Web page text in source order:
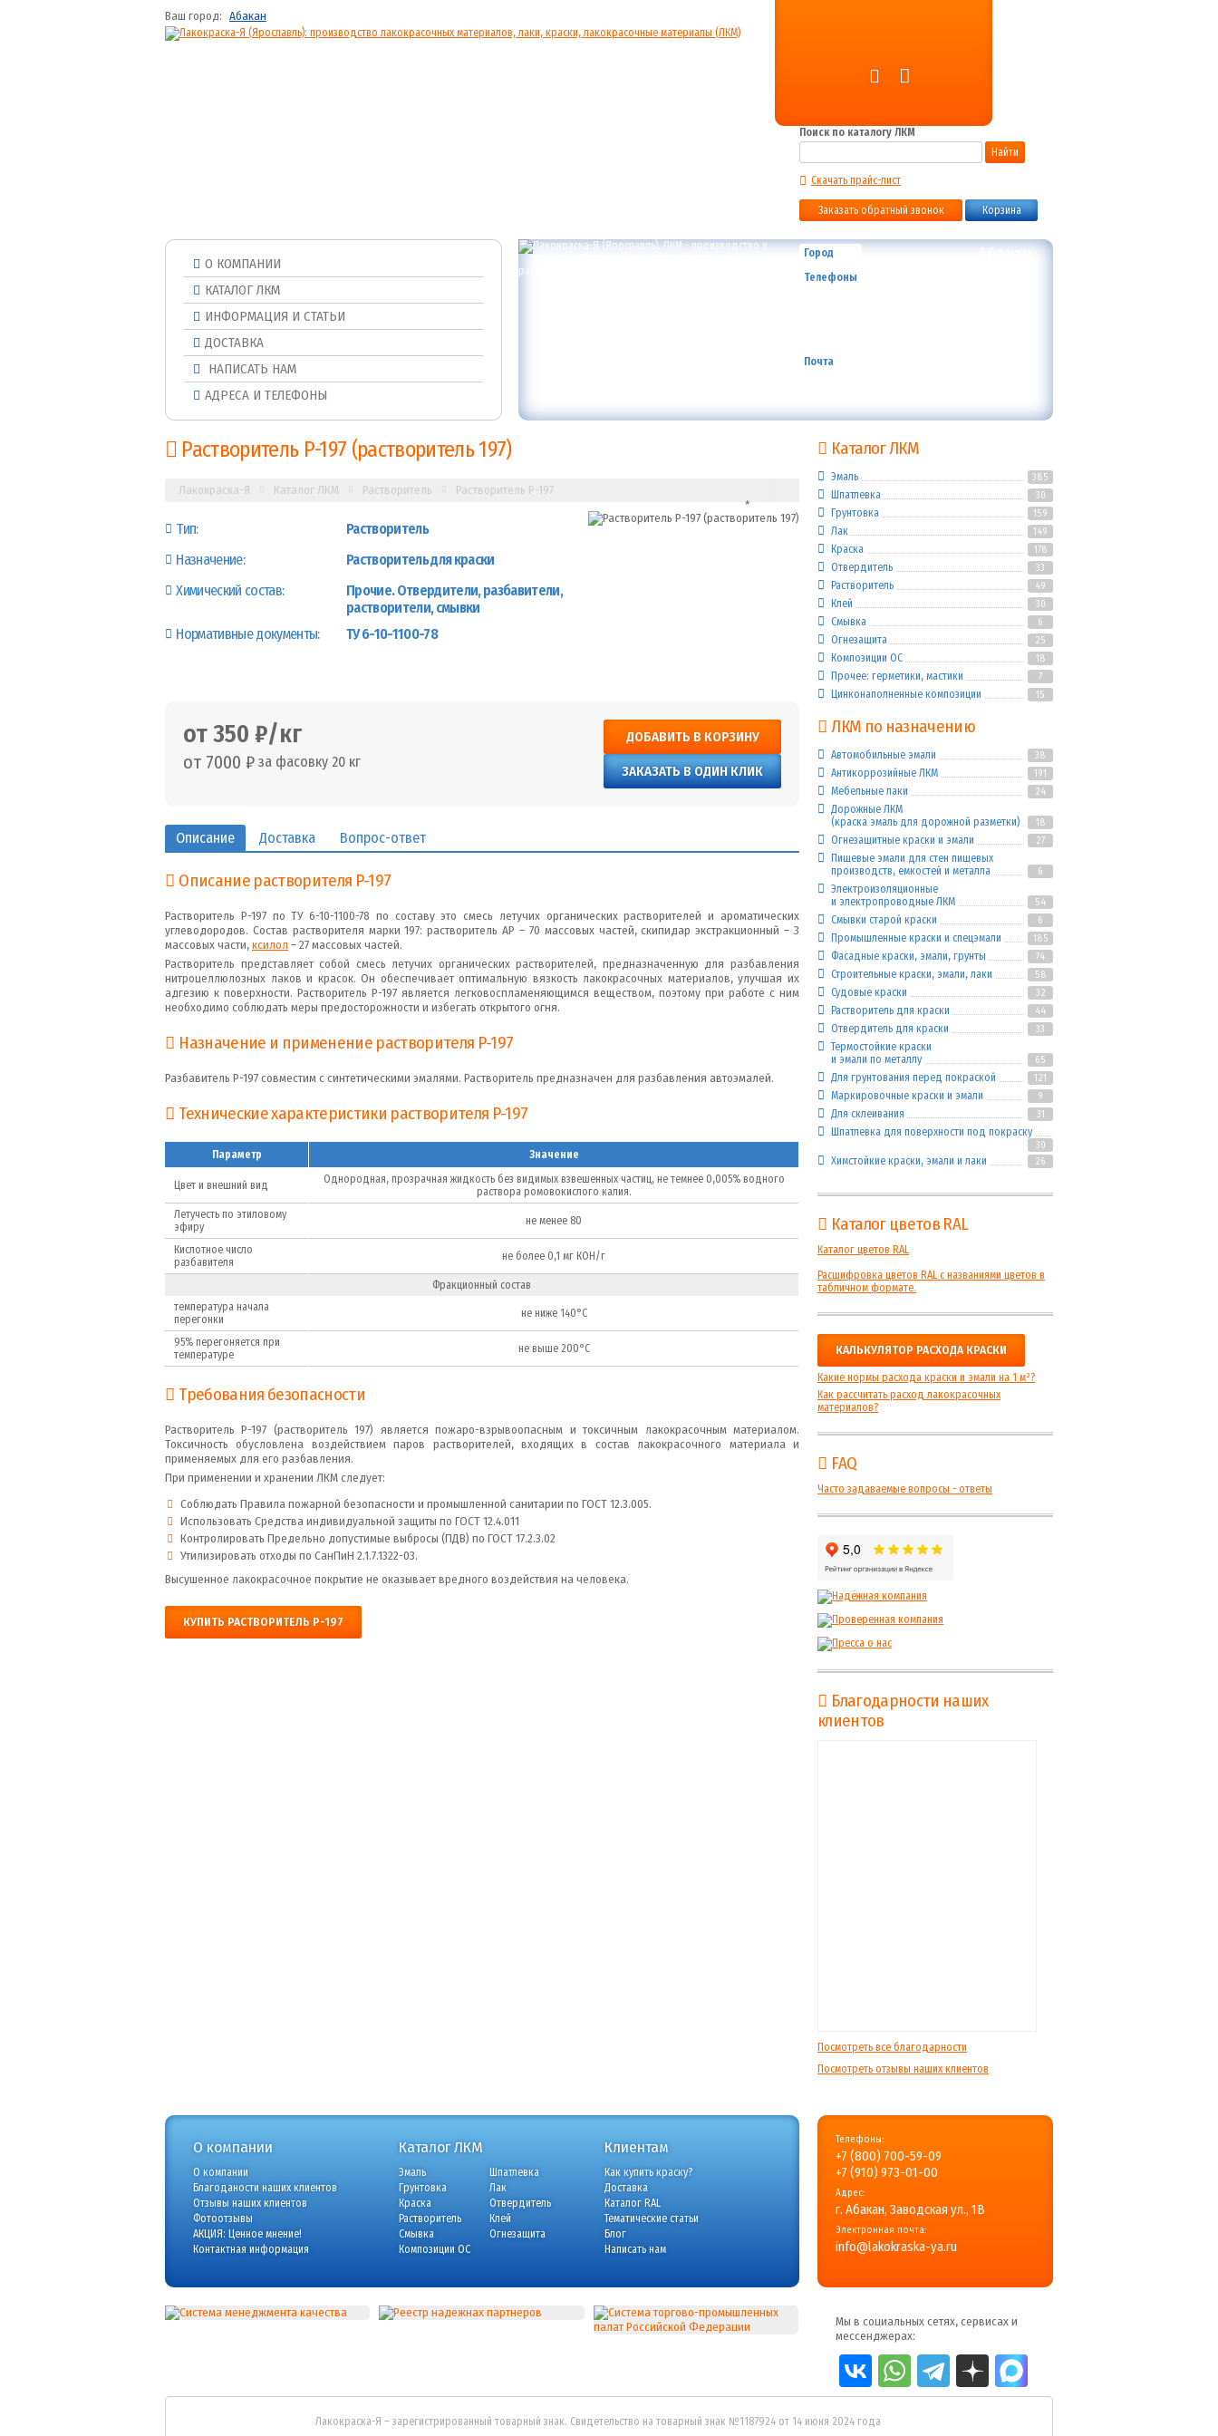
Ваш город: Абакан
Поиск по каталогу ЛКМ
Найти
Скачать прайс-лист
Заказать обратный звонок Корзина
О КОМПАНИИ
КАТАЛОГ ЛКМ
ИНФОРМАЦИЯ И СТАТЬИ
ДОСТАВКА
НАПИСАТЬ НАМ
АДРЕСА И ТЕЛЕФОНЫ
Город Абакан
Телефоны
Почта
Растворитель Р-197 (растворитель 197)
Лакокраска-Я Каталог ЛКМ Растворитель Растворитель Р-197
Тип:
Растворитель
Назначение:
Растворитель для краски
Химический состав:
Прочие. Отвердители, разбавители,
растворители, смывки
Нормативные документы:
ТУ 6-10-1100-78
от 350 ₽/кг
от 7000 ₽ за фасовку 20 кг
ДОБАВИТЬ В КОРЗИНУ
ЗАКАЗАТЬ В ОДИН КЛИК
Описание Доставка Вопрос-ответ
Описание растворителя Р-197
Растворитель Р-197 по ТУ 6-10-1100-78 по составу это смесь летучих органических растворителей и ароматических
углеводородов. Состав растворителя марки 197: растворитель АР – 70 массовых частей, скипидар экстракционный – 3
массовых части,ксилол – 27 массовых частей.
Растворитель представляет собой смесь летучих органических растворителей, предназначенную для разбавления
нитроцеллюлозных лаков и красок. Он обеспечивает оптимальную вязкость лакокрасочных материалов, улучшая их
адгезию к поверхности. Растворитель Р-197 является легковоспламеняющимся веществом, поэтому при работе с ним
необходимо соблюдать меры предосторожности и избегать открытого огня.
Назначение и применение растворителя Р-197
Разбавитель Р-197 совместим с синтетическими эмалями. Растворитель предназначен для разбавления автоэмалей.
Технические характеристики растворителя Р-197
Параметр Значение
Цвет и внешний вид
Однородная, прозрачная жидкость без видимых взвешенных частиц, не темнее 0,005% водного
раствора ромовокислого калия.
Летучесть по этиловому
эфиру
не менее 80
Кислотное число
разбавителя
не более 0,1 мг КОН/г
Фракционный состав
температура начала
перегонки
не ниже 140°С
95% перегоняется при
температуре
не выше 200°С
Требования безопасности
Растворитель Р-197 (растворитель 197) является пожаро-взрывоопасным и токсичным лакокрасочным материалом.
Токсичность обусловлена воздействием паров растворителей, входящих в состав лакокрасочного материала и
применяемых для его разбавления.
При применении и хранении ЛКМ следует:
Соблюдать Правила пожарной безопасности и промышленной санитарии по ГОСТ 12.3.005.
Использовать Средства индивидуальной защиты по ГОСТ 12.4.011
Контролировать Предельно допустимые выбросы (ПДВ) по ГОСТ 17.2.3.02
Утилизировать отходы по СанПиН 2.1.7.1322-03.
Высушенное лакокрасочное покрытие не оказывает вредного воздействия на человека.
КУПИТЬ РАСТВОРИТЕЛЬ Р-197
Каталог ЛКМ
Эмаль 385
Шпатлевка 30
Грунтовка 159
Лак 149
Краска 178
Отвердитель 33
Растворитель 49
Клей 30
Смывка 6
Огнезащита 25
Композиции ОС 18
Прочее: герметики, мастики 7
Цинконаполненные композиции 15
ЛКМ по назначению
Автомобильные эмали 38
Антикоррозийные ЛКМ 191
Мебельные лаки 24
Дорожные ЛКМ
(краска эмаль для дорожной разметки)
18
Огнезащитные краски и эмали 27
Пищевые эмали для стен пищевых
производств, емкостей и металла
6
Электроизоляционные
и электропроводные ЛКМ
54
Смывки старой краски 6
Промышленные краски и спецэмали 185
Фасадные краски, эмали, грунты 74
Строительные краски, эмали, лаки 58
Судовые краски 32
Растворитель для краски 44
Отвердитель для краски 33
Термостойкие краски
и эмали по металлу
65
Для грунтования перед покраской 121
Маркировочные краски и эмали 9
Для склеивания 31
Шпатлевка для поверхности под покраску
30
Химстойкие краски, эмали и лаки 26
Каталог цветов RAL
Каталог цветов RAL
Расшифровка цветов RAL с названиями цветов в
табличном формате.
КАЛЬКУЛЯТОР РАСХОДА КРАСКИ
Какие нормы расхода краски и эмали на 1 м²?
Как рассчитать расход лакокрасочных
материалов?
FAQ
Часто задаваемые вопросы - ответы
Благодарности наших
клиентов
Посмотреть все благодарности
Посмотреть отзывы наших клиентов
О компании
О компании
Благоданости наших клиентов
Отзывы наших клиентов
Фотоотзывы
АКЦИЯ: Ценное мнение!
Контактная информация
Каталог ЛКМ
Эмаль
Шпатлевка
Грунтовка
Лак
Краска
Отвердитель
Растворитель
Клей
Смывка
Огнезащита
Композиции ОС
Клиентам
Как купить краску?
Доставка
Каталог RAL
Тематические статьи
Блог
Написать нам
Телефоны:
+7 (800) 700-59-09
+7 (910) 973-01-00
Адрес:
г. Абакан, Заводская ул., 1В
Электронная почта:
info@lakokraska-ya.ru
Мы в социальных сетях, сервисах и
мессенджерах:
Лакокраска-Я – зарегистрированный товарный знак. Свидетельство на товарный знак №1187924 от 14 июня 2024 года